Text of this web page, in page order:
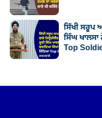
ਸਿੱਖੀ ਸਰੂਪ
ਸਿੰਘ
Top